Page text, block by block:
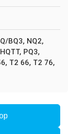
BQ3, NQ2,
PQ3,
T2 66, T2 76,